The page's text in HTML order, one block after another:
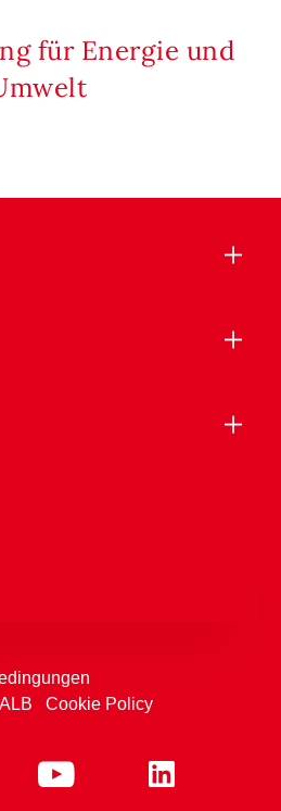
für Energie und
ALB Cookie Policy